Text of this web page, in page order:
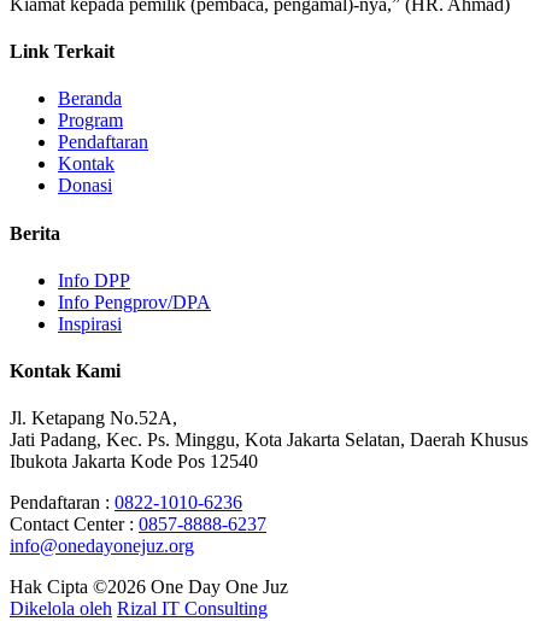
Link Terkait
Beranda
Program
Pendaftaran
Kontak
Donasi
Berita
Info DPP
Info Pengprov/DPA
Inspirasi
Kontak Kami
Jl. Ketapang No.52A,
Jati Padang, Kec. Ps. Minggu, Kota Jakarta Selatan, Daerah Khusus
Ibukota Jakarta Kode Pos 12540
Pendaftaran : 0822-1010-6236
Contact Center : 0857-8888-6237
info@onedayonejuz.org
Hak Cipta ©2026 One Day One Juz
Dikelola oleh Rizal IT Consulting